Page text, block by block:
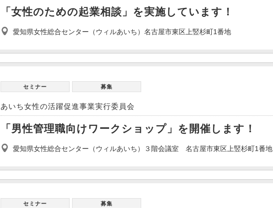
「女性のための起業相談」を実施しています！
愛知県女性総合センター（ウィルあいち）名古屋市東区上竪杉町1番地
セミナー 募集
あいち女性の活躍促進事業実行委員会
「男性管理職向けワークショップ」を開催します！
愛知県女性総合センター（ウィルあいち）３階会議室 名古屋市東区上竪杉町1番地
セミナー 募集